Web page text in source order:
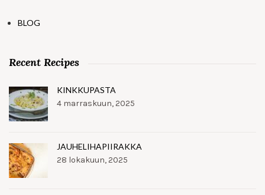
BLOG
Recent Recipes
KINKKUPASTA
4 marraskuun, 2025
JAUHELIHAPIIRAKKA
28 lokakuun, 2025